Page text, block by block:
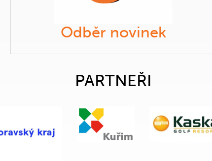
Odběr novinek
PARTNEŘI